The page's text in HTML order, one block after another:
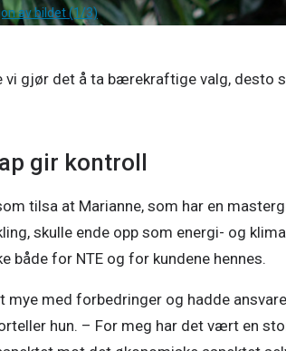
av bildet (1/3)
vi gjør det å ta bærekraftige valg,
gir kontroll
tilsa at Marianne, som har en
skulle ende opp som energi- og
både for NTE og for kundene hennes.
mye med forbedringer og hadde
hun. – For meg har det vært en